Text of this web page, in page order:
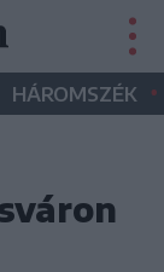
HÁROMSZÉK •